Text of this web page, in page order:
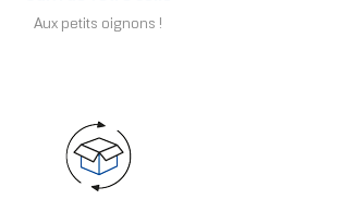
Aux petits oignons !